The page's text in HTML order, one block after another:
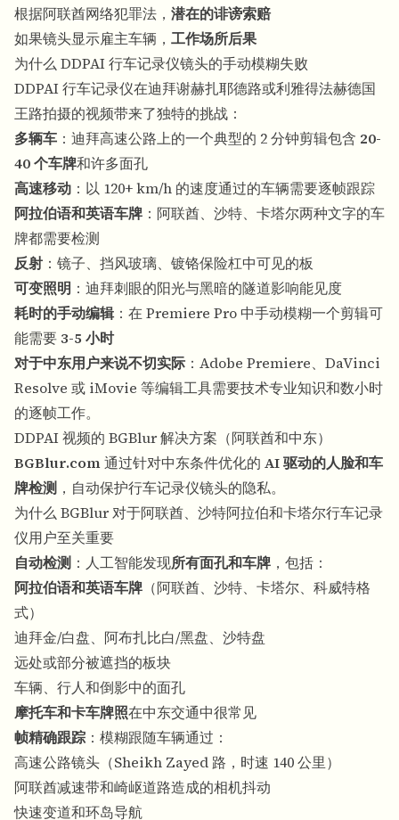
根据阿联酋网络犯罪法， 潜在的诽谤索赔
如果镜头显示雇主车辆， 工作场所后果
为什么 DDPAI 行车记录仪镜头的手动模糊失败
DDPAI 行车记录仪在迪拜谢赫扎耶德路或利雅得法赫德国
王路拍摄的视频带来了独特的挑战：
多辆车 ：迪拜高速公路上的一个典型的 2 分钟剪辑包含 20-
40 个车牌和许多面孔
高速移动 ：以 120+ km/h 的速度通过的车辆需要逐帧跟踪
阿拉伯语和英语车牌 ：阿联酋、沙特、卡塔尔两种文字的车
牌都需要检测
反射 ：镜子、挡风玻璃、镀铬保险杠中可见的板
可变照明 ：迪拜刺眼的阳光与黑暗的隧道影响能见度
耗时的手动编辑：在 Premiere Pro 中手动模糊一个剪辑可
能需要3-5 小时
对于中东用户来说不切实际 ：Adobe Premiere、DaVinci
Resolve 或 iMovie 等编辑工具需要技术专业知识和数小时
的逐帧工作。
DDPAI 视频的 BGBlur 解决方案（阿联酋和中东）
BGBlur.com通过针对中东条件优化的 AI 驱动的人脸和车
牌检测 ，自动保护行车记录仪镜头的隐私。
为什么 BGBlur 对于阿联酋、沙特阿拉伯和卡塔尔行车记录
仪用户至关重要
自动检测 ：人工智能发现所有面孔和车牌 ，包括：
阿拉伯语和英语车牌 （阿联酋、沙特、卡塔尔、科威特格
式）
迪拜金/白盘、阿布扎比白/黑盘、沙特盘
远处或部分被遮挡的板块
车辆、行人和倒影中的面孔
摩托车和卡车牌照在中东交通中很常见
帧精确跟踪 ：模糊跟随车辆通过：
高速公路镜头（Sheikh Zayed 路，时速 140 公里）
阿联酋减速带和崎岖道路造成的相机抖动
快速变道和环岛导航